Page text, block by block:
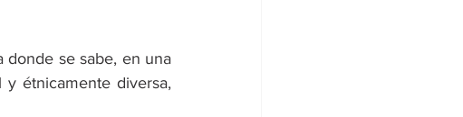
donde se sabe, en una
y étnicamente diversa,